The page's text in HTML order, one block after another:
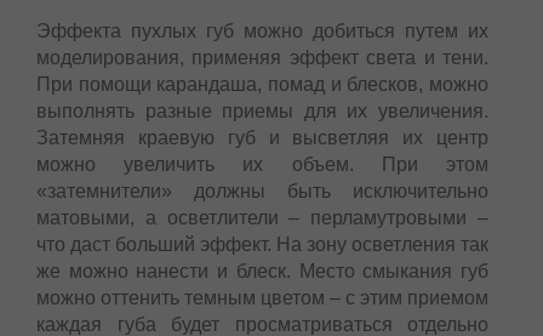
Эффекта пухлых губ можно добиться путем их
моделирования, применяя эффект света и тени.
При помощи карандаша, помад и блесков, можно
выполнять разные приемы для их увеличения.
Затемняя краевую губ и высветляя их центр
можно увеличить их объем. При этом
«затемнители» должны быть исключительно
матовыми, а осветлители – перламутровыми –
что даст больший эффект. На зону осветления так
же можно нанести и блеск. Место смыкания губ
можно оттенить темным цветом – с этим приемом
каждая губа будет просматриваться отдельно